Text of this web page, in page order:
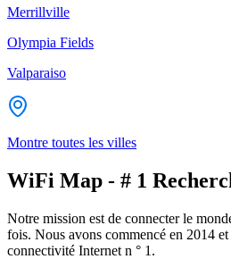
Merrillville
Olympia Fields
Valparaiso
Montre toutes les villes
WiFi Map - # 1
Notre mission est de connecter le
fois. Nous avons commencé en 2014
connectivité Internet n ° 1.